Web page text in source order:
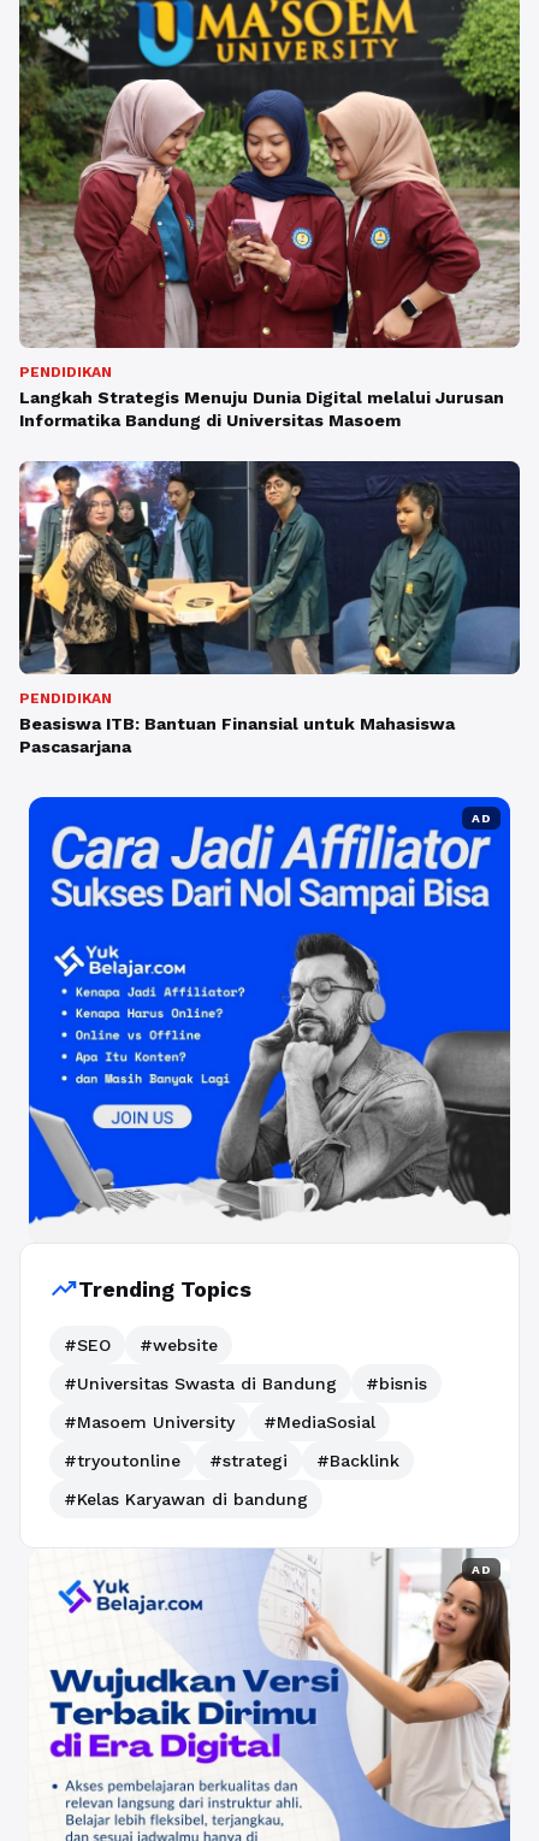
PENDIDIKAN
Langkah Strategis Menuju Dunia Digital melalui Jurusan
Informatika Bandung di Universitas Masoem
PENDIDIKAN
Beasiswa ITB: Bantuan Finansial untuk Mahasiswa
Pascasarjana
AD
trending_upTrending Topics
#SEO
#website
#Universitas Swasta di Bandung
#bisnis
#Masoem University
#MediaSosial
#tryoutonline
#strategi
#Backlink
#Kelas Karyawan di bandung
AD